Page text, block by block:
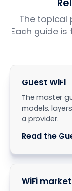
The topical
Each guide
Guest WiFi
The master
models,
a provider.
Read the
WiFi